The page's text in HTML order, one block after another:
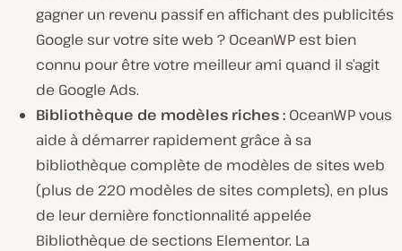
gagner un revenu passif en affichant des publicités
Google sur votre site web ? OceanWP est bien
connu pour être votre meilleur ami quand il s’agit
de Google Ads.
Bibliothèque de modèles riches : OceanWP vous
aide à démarrer rapidement grâce à sa
bibliothèque complète de modèles de sites web
(plus de 220 modèles de sites complets), en plus
de leur dernière fonctionnalité appelée
Bibliothèque de sections Elementor. La